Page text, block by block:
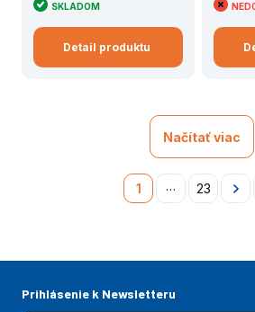
SKLADOM
Detail produktu
Načítať viac
1 … 23
Prihlásenie k Newsletteru